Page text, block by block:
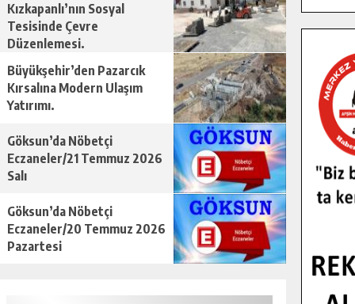
Kızkapanlı’nın Sosyal
Tesisinde Çevre
Düzenlemesi.
Büyükşehir’den Pazarcık
Kırsalına Modern Ulaşım
Yatırımı.
Göksun’da Nöbetçi
Eczaneler/21 Temmuz 2026
Salı
Göksun’da Nöbetçi
Eczaneler/20 Temmuz 2026
Pazartesi